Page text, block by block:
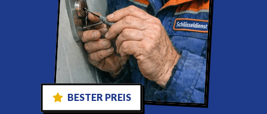
BESTER PREIS